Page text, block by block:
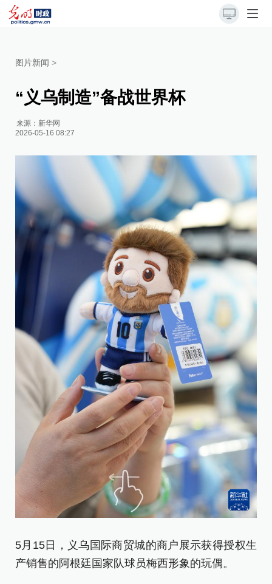
图片新闻 >
“义乌制造”备战世界杯
来源： 新华网
2026-05-16 08:27
5月15日，义乌国际商贸城的商户展示获得授权生
产销售的阿根廷国家队球员梅西形象的玩偶。